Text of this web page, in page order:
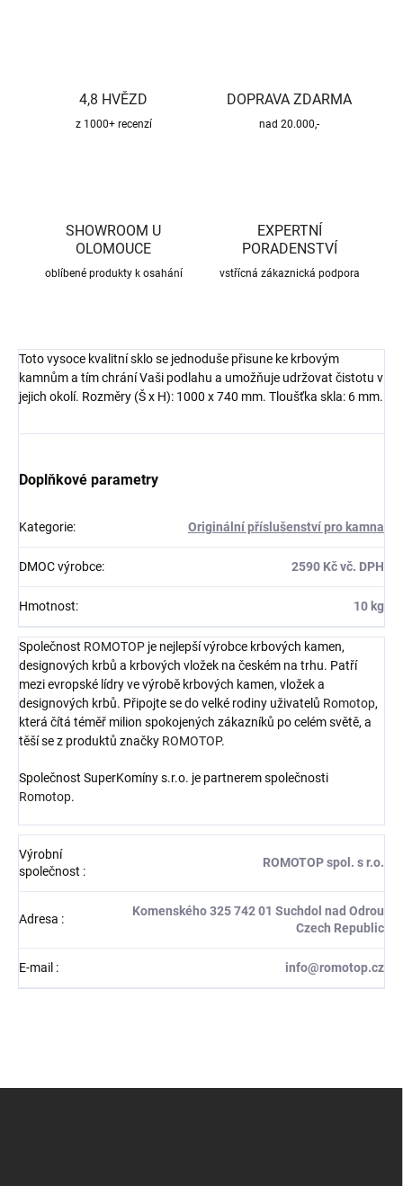
4,8 HVĚZD
z 1000+ recenzí
DOPRAVA ZDARMA
nad 20.000,-
SHOWROOM U
OLOMOUCE
oblíbené produkty k osahání
EXPERTNÍ
PORADENSTVÍ
vstřícná zákaznická podpora
Toto vysoce kvalitní sklo se jednoduše přisune ke krbovým
kamnům a tím chrání Vaši podlahu a umožňuje udržovat čistotu v
jejich okolí. Rozměry (Š x H): 1000 x 740 mm. Tloušťka skla: 6 mm.
Doplňkové parametry
Kategorie: Originální příslušenství pro kamna
DMOC výrobce: 2590 Kč vč. DPH
Hmotnost: 10 kg
Společnost ROMOTOP je nejlepší výrobce krbových kamen,
designových krbů a krbových vložek na českém na trhu. Patří
mezi evropské lídry ve výrobě krbových kamen, vložek a
designových krbů. Připojte se do velké rodiny uživatelů Romotop,
která čítá téměř milion spokojených zákazníků po celém světě, a
těší se z produktů značky ROMOTOP.
Společnost SuperKomíny s.r.o. je partnerem společnosti
Romotop.
Výrobní
společnost :
ROMOTOP spol. s r.o.
Adresa :
Komenského 325 742 01 Suchdol nad Odrou
Czech Republic
E-mail : info@romotop.cz